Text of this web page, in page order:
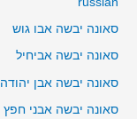
סאונה יבשה אבו גוש
סאונה יבשה אביחיל
סאונה יבשה אבן יהודה
סאונה יבשה אבני חפץ